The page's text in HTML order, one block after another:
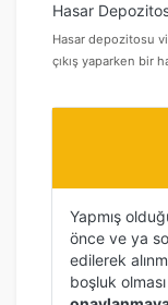
Hasar
Hasar depozitosu
çıkış yaparken bir
Yapmış
önce ve ya
edilerek
boşluk